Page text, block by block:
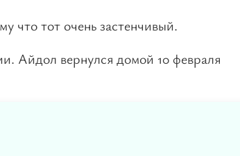
что тот очень застенчивый.
Айдол вернулся домой 10 февраля